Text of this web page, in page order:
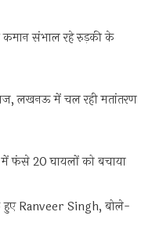
कमान संभाल रहे रुड़की के
लखनऊ में चल रही मतांतरण
फंसे 20 घायलों को बचाया
Ranveer Singh, बोले-